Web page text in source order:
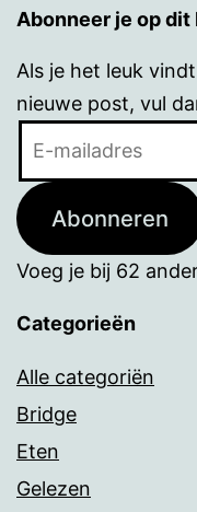
Abonneer je op dit
Als je het leuk
nieuwe post, vul
Abonneren
Voeg je bij 62
Categorieën
Alle categoriën
Bridge
Eten
Gelezen